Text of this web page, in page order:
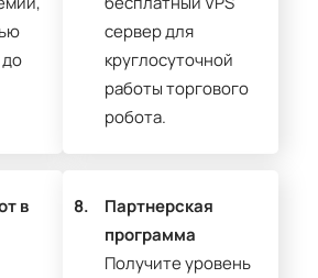
сервер для
круглосуточной
работы торгового
робота.
в
8.
Партнерская
программа
Получите уровень